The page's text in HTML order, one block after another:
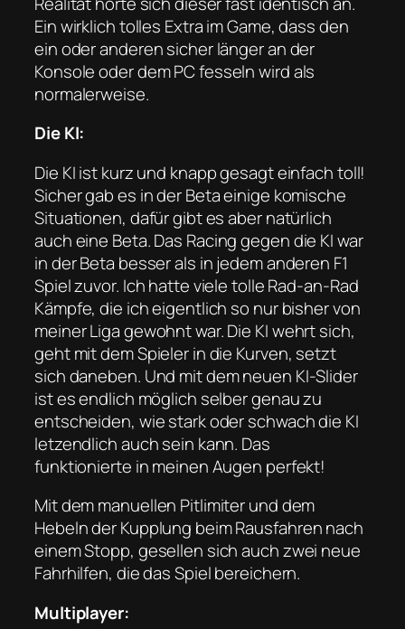
Ein wirklich tolles Extra im Game, dass den
ein oder anderen sicher länger an der
Konsole oder dem PC fesseln wird als
normalerweise.
Die KI:
Die KI ist kurz und knapp gesagt einfach toll!
Sicher gab es in der Beta einige komische
Situationen, dafür gibt es aber natürlich
auch eine Beta. Das Racing gegen die KI war
in der Beta besser als in jedem anderen F1
Spiel zuvor. Ich hatte viele tolle Rad-an-Rad
Kämpfe, die ich eigentlich so nur bisher von
meiner Liga gewohnt war. Die KI wehrt sich,
geht mit dem Spieler in die Kurven, setzt
sich daneben. Und mit dem neuen KI-Slider
ist es endlich möglich selber genau zu
entscheiden, wie stark oder schwach die KI
letzendlich auch sein kann. Das
funktionierte in meinen Augen perfekt!
Mit dem manuellen Pitlimiter und dem
Hebeln der Kupplung beim Rausfahren nach
einem Stopp, gesellen sich auch zwei neue
Fahrhilfen, die das Spiel bereichern.
Multiplayer: